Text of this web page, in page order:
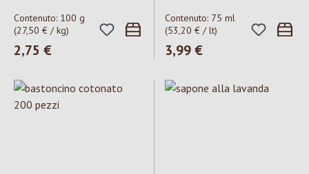
Contenuto: 100 g
(27,50 € / kg)
Prezzo normale:
2,75 €
Contenuto: 75 ml
(53,20 € / lt)
Prezzo normale:
3,99 €